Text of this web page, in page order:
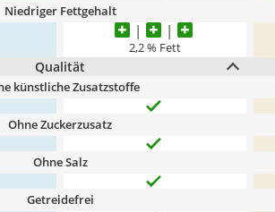
Niedriger Fettgehalt
2,2 % Fett
Qualität
künstliche Zusatzstoffe
Ohne Zuckerzusatz
Ohne Salz
Getreidefrei